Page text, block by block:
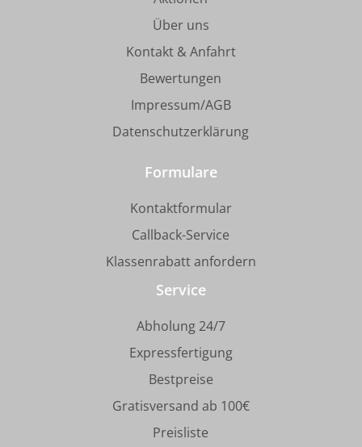
Über uns
Kontakt & Anfahrt
Bewertungen
Impressum/AGB
Datenschutzerklärung
Formulare
Kontaktformular
Callback-Service
Klassenrabatt anfordern
Service
Abholung 24/7
Expressfertigung
Bestpreise
Gratisversand ab 100€
Preisliste